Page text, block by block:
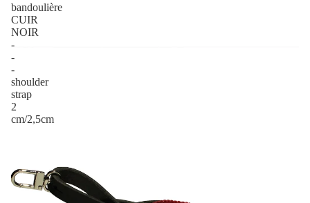
bandoulière
CUIR
NOIR
-
-
-
shoulder
strap
2
cm/2,5cm